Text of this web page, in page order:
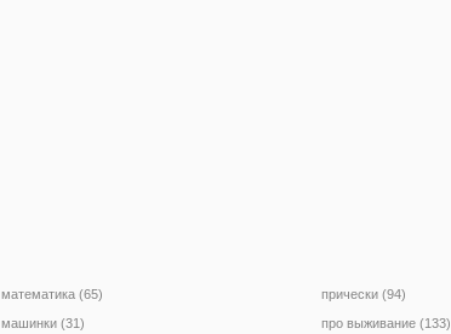
математика (65)
машинки (31)
прически (94)
про выживание (133)